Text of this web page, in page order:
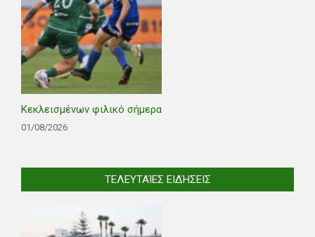
Κεκλεισμένων φιλικό σήμερα
01/08/2026
ΤΕΛΕΥΤΑΊΕΣ ΕΙΔΉΣΕΙΣ